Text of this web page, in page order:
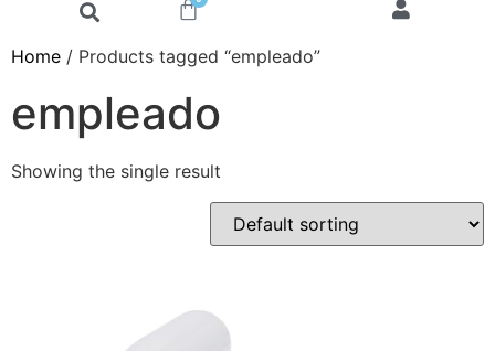
Home / Products tagged “empleado”
empleado
Showing the single result